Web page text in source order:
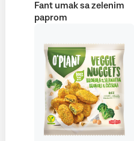
Fant umak sa zelenim
paprom